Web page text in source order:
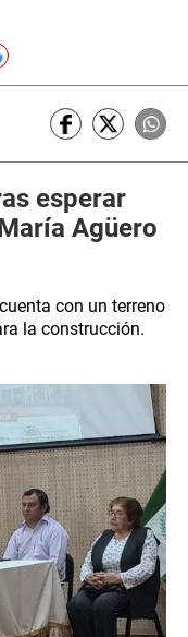
esperar
Agüero
con un terreno
la construcción.